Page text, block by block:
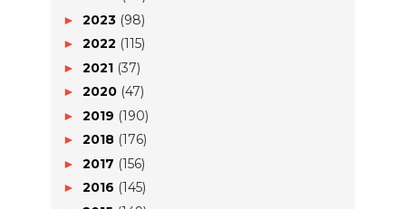
► 2023 (98)
► 2022 (115)
► 2021 (37)
► 2020 (47)
► 2019 (190)
► 2018 (176)
► 2017 (156)
► 2016 (145)